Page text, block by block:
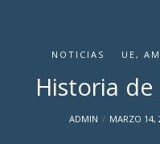
NOTICIAS UE,
Historia de
ADMIN MARZO 14,